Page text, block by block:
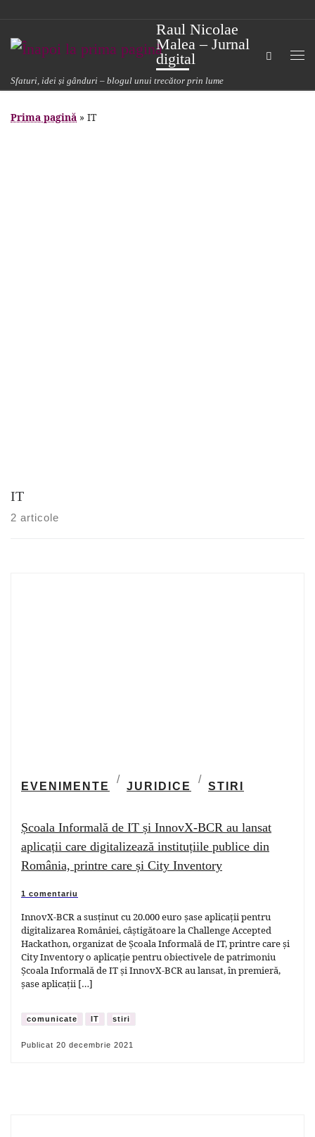
Raul Nicolae
Malea – Jurnal
digital
Sfaturi, idei și gânduri – blogul unui trecător prin lume
Search
Prima pagină » IT
IT
2 articole
EVENIMENTE JURIDICE STIRI
Școala Informală de IT și InnovX-BCR au lansat
aplicații care digitalizează instituțiile publice din
România, printre care și City Inventory
1 comentariu
InnovX-BCR a susținut cu 20.000 euro șase aplicații pentru
digitalizarea României, câștigătoare la Challenge Accepted
Hackathon, organizat de Școala Informală de IT, printre care și
City Inventory o aplicație pentru obiectivele de patrimoniu
Școala Informală de IT și InnovX-BCR au lansat, în premieră,
șase aplicații […]
comunicate IT stiri
Publicat 20 decembrie 2021